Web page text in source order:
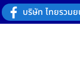
บริษัท ไทยรวม